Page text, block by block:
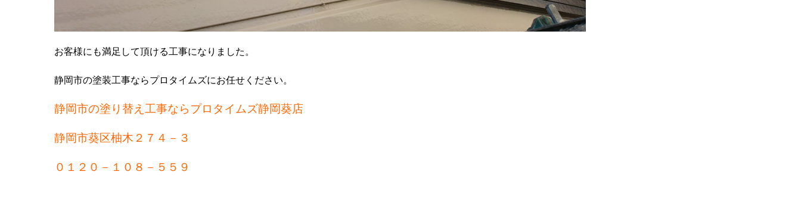
お客様にも満足して頂ける工事になりました。
静岡市の塗装工事ならプロタイムズにお任せください。
静岡市の塗り替え工事ならプロタイムズ静岡葵店
静岡市葵区柚木２７４－３
０１２０－１０８－５５９